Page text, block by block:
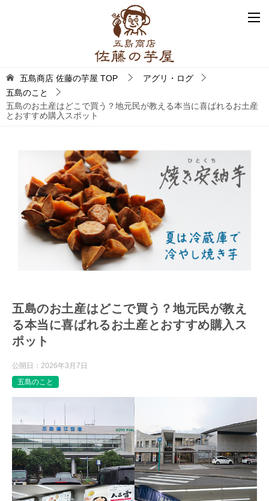
五島商店 佐藤の芋屋 TOP
アグリ・ログ
五島のこと
五島のお土産はどこで買う？地元民が教える本当に喜ばれるお土産
とおすすめ購入スポット
五島のお土産はどこで買う？地元民が教え
る本当に喜ばれるお土産とおすすめ購入ス
ポット
公開日： 2026年3月7日
五島のこと